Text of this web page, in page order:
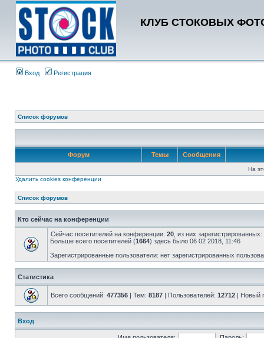
КЛУБ СТОКОВЫХ
Вход Регистрация
Список форумов
Форум Темы Сообщения
На
Удалить cookies конференции
Список форумов
Кто сейчас на конференции
Сейчас посетителей на конференции: 20 , из них
Больше всего посетителей (1664) здесь было 06 02 2018, 11:46
Зарегистрированные пользователи: нет зарегистрированных
Статистика
Всего сообщений: 477356 | Тем: 8187 | Пользователей: 12712 | Новый
Вход